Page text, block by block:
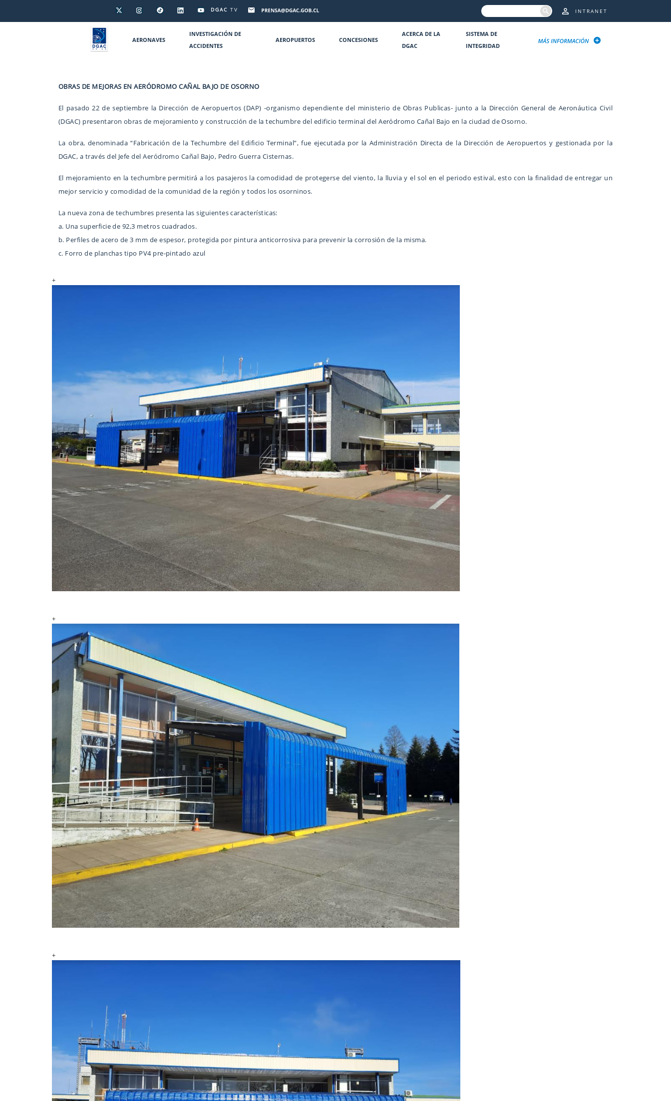
DGAC TV INTRANET
AERONAVES
INVESTIGACIÓN DE
ACCIDENTES
AEROPUERTOS CONCESIONES
ACERCA DE LA
DGAC
SISTEMA DE
INTEGRIDAD
OBRAS DE MEJORAS EN AERÓDROMO CAÑAL BAJO DE OSORNO
El pasado 22 de septiembre la Dirección de Aeropuertos (DAP) -organismo dependiente del ministerio de Obras Publicas- junto a la Dirección General de Aeronáutica Civil
(DGAC) presentaron obras de mejoramiento y construcción de la techumbre del edificio terminal del Aeródromo Cañal Bajo en la ciudad de Osorno.
La obra, denominada “Fabricación de la Techumbre del Edificio Terminal”, fue ejecutada por la Administración Directa de la Dirección de Aeropuertos y gestionada por la
DGAC, a través del Jefe del Aeródromo Cañal Bajo, Pedro Guerra Cisternas.
El mejoramiento en la techumbre permitirá a los pasajeros la comodidad de protegerse del viento, la lluvia y el sol en el periodo estival, esto con la finalidad de entregar un
mejor servicio y comodidad de la comunidad de la región y todos los osorninos.
La nueva zona de techumbres presenta las siguientes características:
a. Una superficie de 92,3 metros cuadrados.
b. Perfiles de acero de 3 mm de espesor, protegida por pintura anticorrosiva para prevenir la corrosión de la misma.
c. Forro de planchas tipo PV4 pre-pintado azul